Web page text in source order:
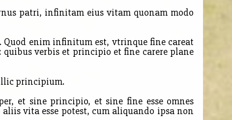
patri, infinitam eius vitam quonam modo
enim infinitum est, vtrinque fine careat
verbis et principio et fine carere plane
principium.
et sine principio, et sine fine esse omnes
vita esse potest, cum aliquando ipsa non